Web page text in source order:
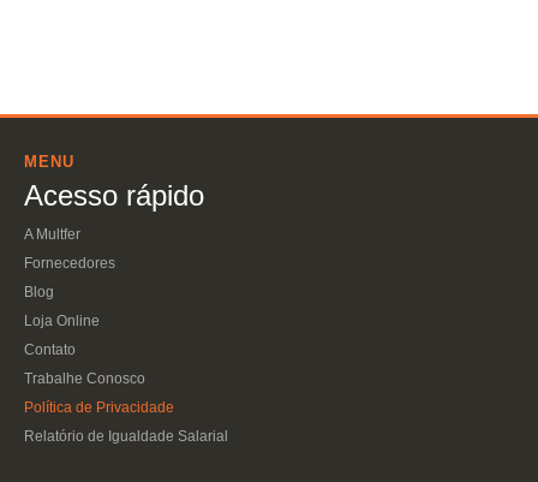
MENU
Acesso rápido
A Multfer
Fornecedores
Blog
Loja Online
Contato
Trabalhe Conosco
Política de Privacidade
Relatório de Igualdade Salarial